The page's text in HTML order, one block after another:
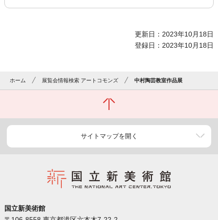
更新日：2023年10月18日
登録日：2023年10月18日
ホーム 展覧会情報検索 アートコモンズ 中村陶芸教室作品展
サイトマップを開く
国立新美術館